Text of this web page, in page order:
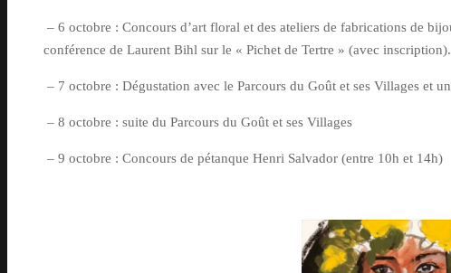
– 6 octobre : Concours d’art floral et des ateliers de fabrications de
conférence de Laurent Bihl sur le « Pichet de Tertre » (avec inscription).
– 7 octobre : Dégustation avec le Parcours du Goût et ses Villages et
– 8 octobre : suite du Parcours du Goût et ses Villages
– 9 octobre : Concours de pétanque Henri Salvador (entre 10h et 14h)